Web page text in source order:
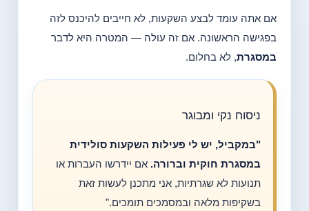
אם אתה עומד לבצע השקעות, לא חייבים להיכנס לזה
בפגישה הראשונה. אם זה עולה — המטרה היא לדבר
במסגרת, לא בחלום.
ניסוח נקי ומבוגר
"במקביל, יש לי פעילות השקעות סולידית
במסגרת חוקית וברורה. אם יידרשו העברות או
תנועות לא שגרתיות, אני מתכנן לעשות זאת
בשקיפות מלאה ובמסמכים תומכים."